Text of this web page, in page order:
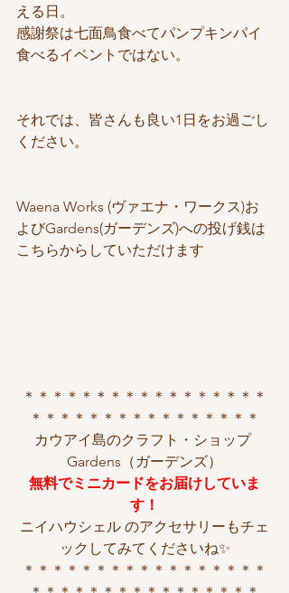
える日。
感謝祭は七面鳥食べてパンプキンパイ
食べるイベントではない。
それでは、皆さんも良い1日をお過ごし
ください。
Waena Works (ヴァエナ・ワークス)お
よびGardens(ガーデンズ)への投げ銭は
こちらからしていただけます
＊＊＊＊＊＊＊＊＊＊＊＊＊＊＊＊＊
＊＊＊＊＊＊＊＊＊＊＊＊＊＊＊＊
カウアイ島のクラフト・ショップ
Gardens（ガーデンズ）
無料でミニカードをお届けしていま
す！
ニイハウシェル のアクセサリーもチェ
ックしてみてくださいね✨
＊＊＊＊＊＊＊＊＊＊＊＊＊＊＊＊＊